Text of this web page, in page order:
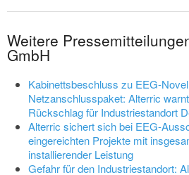
Weitere
GmbH
Kabinettsbeschluss zu EEG-
Netzanschlusspaket: Alterric
Rückschlag für Industriestandort
Alterric sichert sich bei EEG-
eingereichten Projekte mit
installierender Leistung
Gefahr für den Industriestandort: